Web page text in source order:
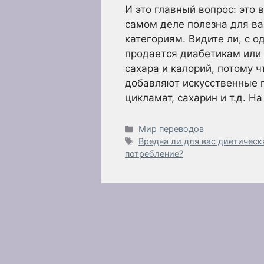
И это главный вопрос: это
самом деле полезна для
категориям. Видите ли, с
продается диабетикам или
сахара и калорий, потому
добавляют искусственные
цикламат, сахарин и т.д.
Рубрики
Мир переводов
Метки
Вредна ли для вас
потребление?